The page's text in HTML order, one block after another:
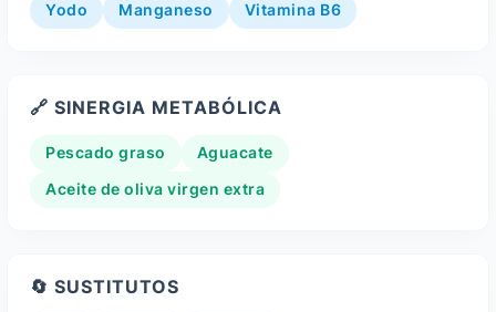
Yodo Manganeso Vitamina B6
🔗 SINERGIA METABÓLICA
Pescado graso Aguacate
Aceite de oliva virgen extra
🔄 SUSTITUTOS